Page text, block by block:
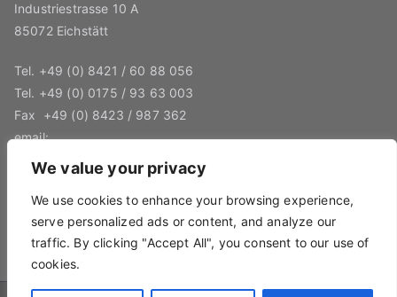
We value your privacy
We use cookies to enhance your browsing experience,
serve personalized ads or content, and analyze our
traffic. By clicking "Accept All", you consent to our use of
cookies.
Industriestrasse 10 A
85072 Eichstätt
Tel. +49 (0) 8421 / 60 88 056
Tel. +49 (0) 0175 / 93 63 003
Fax +49 (0) 8423 / 987 362
email:
boilie-benz@boiliemaschine.de
Ust-IdNr.: DE 327 927 209